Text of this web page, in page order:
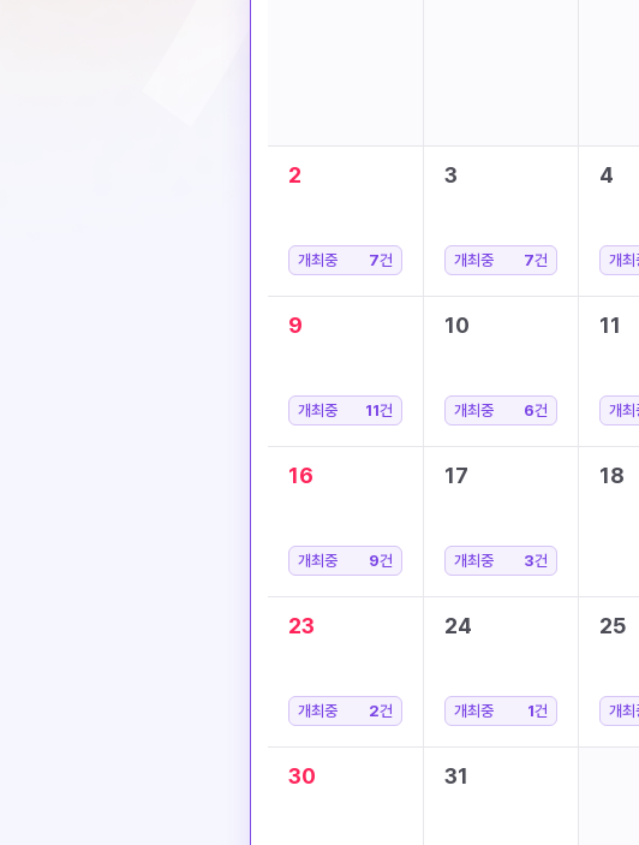
2
개최중 7건
3
개최중 7건
4
개최
9
개최중 11건
10
개최중 6건
11
개최
16
개최중 9건
17
개최중 3건
18
23
개최중 2건
24
개최중 1건
25
개최
30 31